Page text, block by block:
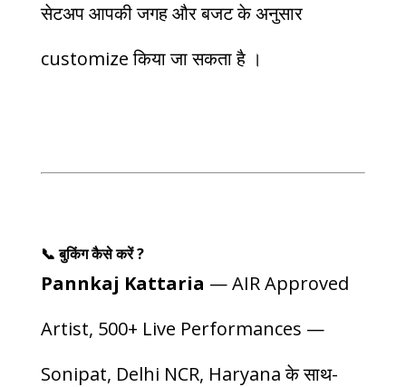
सेटअप आपकी जगह और बजट के अनुसार
customize किया जा सकता है ।
📞 बुकिंग कैसे करें ?
Pannkaj Kattaria — AIR Approved
Artist, 500+ Live Performances —
Sonipat, Delhi NCR, Haryana के साथ-